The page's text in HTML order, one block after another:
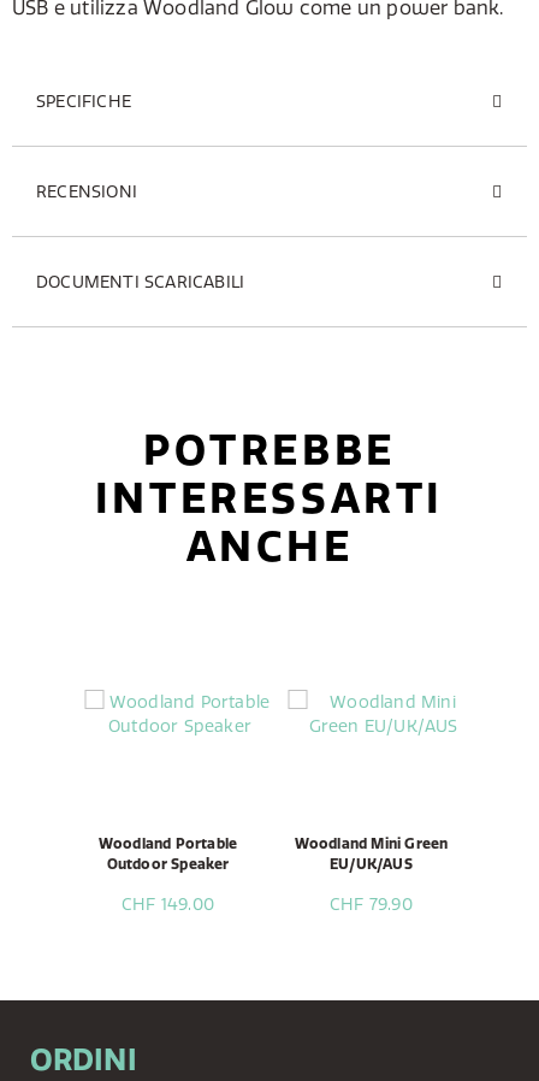
USB e utilizza Woodland Glow come un power bank.
SPECIFICHE
RECENSIONI
DOCUMENTI SCARICABILI
POTREBBE
INTERESSARTI
ANCHE
Woodland Portable
Outdoor Speaker
CHF 149.00
Woodland Mini Green
EU/UK/AUS
CHF 79.90
ORDINI